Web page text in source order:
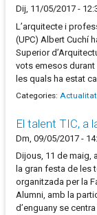
Dij, 11/05/2017 -
L’arquitecte i
(UPC) Albert Cuchí
Superior
vots emesos durant
les quals ha estat
Categories: Actualitat
El talent TIC, a
Dm, 09/05/2017 -
Dijous, 11 de maig,
la gran festa de
organitzada per la
Alumni, amb la
d’enguany se